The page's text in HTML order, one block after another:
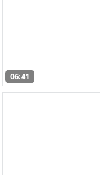
06:41